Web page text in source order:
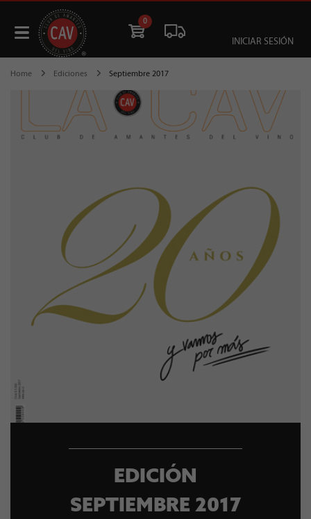
0
INICIAR SESIÓN
Home Ediciones Septiembre 2017
EDICIÓN
SEPTIEMBRE 2017